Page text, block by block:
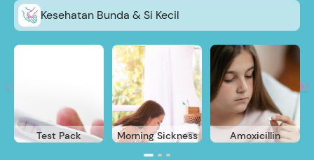
Kesehatan Bunda & Si Kecil
Test Pack Morning Sickness Amoxicillin